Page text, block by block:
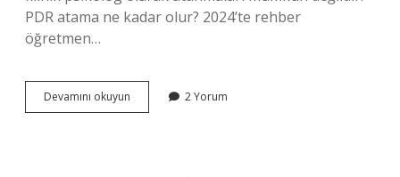
PDR atama ne kadar olur? 2024’te rehber
öğretmen…
Devamını okuyun
Atanınca
2 Yorum